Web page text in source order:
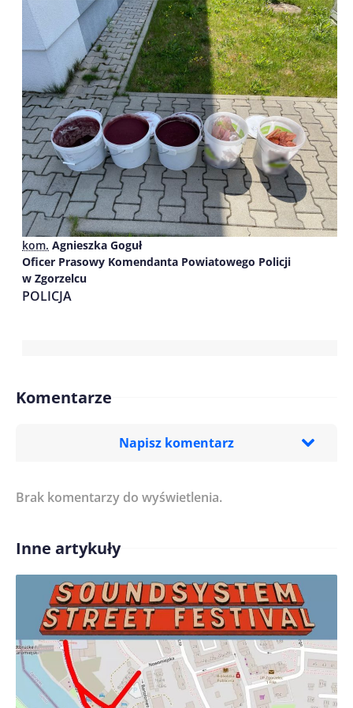
kom. Agnieszka Goguł
Oficer Prasowy Komendanta Powiatowego Policji
w Zgorzelcu
POLICJA
Komentarze
Napisz komentarz
Treść komentarza*
Imię/ Nick*
Zapamiętaj moje dane w tej przeglądarce podczas
Brak komentarzy do wyświetlenia.
Inne artykuły